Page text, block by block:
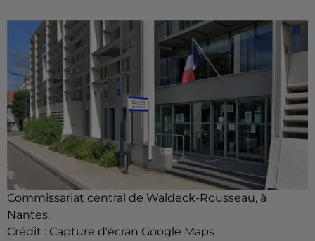
Commissariat central de Waldeck-Rousseau, à
Nantes.
Crédit : Capture d'écran Google Maps